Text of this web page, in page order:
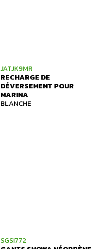
JATJK9MR
RECHARGE DE
DÉVERSEMENT POUR
MARINA
BLANCHE
SGSI772